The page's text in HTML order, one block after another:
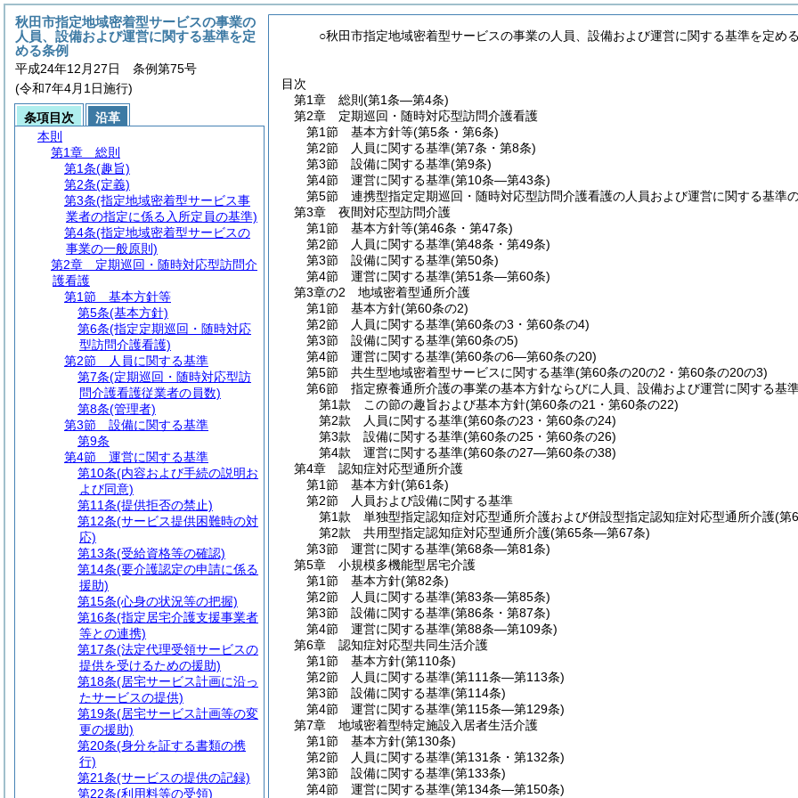
○秋田市指定地域密着型サービスの事業の人員、設備および運営に関する基準を定め
目次
第1章
総則 (第1条―第4条)
第2章
定期巡回・随時対応型訪問介護看護
第1節
基本方針等(第5条・第6条)
第2節
人員に関する基準(第7条・第8条)
第3節
設備に関する基準(第9条)
第4節
運営に関する基準(第10条―第43条)
第5節
連携型指定定期巡回・随時対応型訪問介護看護の人員および運営に関する基準
第3章
夜間対応型訪問介護
第1節
基本方針等(第46条・第47条)
第2節
人員に関する基準(第48条・第49条)
第3節
設備に関する基準(第50条)
第4節
運営に関する基準(第51条―第60条)
第3章の2
地域密着型通所介護
第1節
基本方針(第60条の2)
第2節
人員に関する基準(第60条の3・第60条の4)
第3節
設備に関する基準(第60条の5)
第4節
運営に関する基準(第60条の6―第60条の20)
第5節
共生型地域密着型サービスに関する基準(第60条の20の2・第60条の20の3)
第6節
指定療養通所介護の事業の基本方針ならびに人員、設備および運営に関する基
第1款
この節の趣旨および基本方針(第60条の21・第60条の22)
第2款
人員に関する基準(第60条の23・第60条の24)
第3款
設備に関する基準(第60条の25・第60条の26)
第4款
運営に関する基準(第60条の27―第60条の38)
第4章
認知症対応型通所介護
第1節
基本方針(第61条)
第2節
人員および設備に関する基準
第1款
単独型指定認知症対応型通所介護および併設型指定認知症対応型通所介護(第
第2款
共用型指定認知症対応型通所介護(第65条―第67条)
第3節
運営に関する基準(第68条―第81条)
第5章
小規模多機能型居宅介護
第1節
基本方針(第82条)
第2節
人員に関する基準(第83条―第85条)
第3節
設備に関する基準(第86条・第87条)
第4節
運営に関する基準(第88条―第109条)
第6章
認知症対応型共同生活介護
第1節
基本方針(第110条)
第2節
人員に関する基準(第111条―第113条)
第3節
設備に関する基準(第114条)
第4節
運営に関する基準(第115条―第129条)
第7章
地域密着型特定施設入居者生活介護
第1節
基本方針(第130条)
第2節
人員に関する基準(第131条・第132条)
第3節
設備に関する基準(第133条)
第4節
運営に関する基準(第134条―第150条)
秋田市指定地域密着型サービスの事業の
人員、設備および運営に関する基準を定
める条例
平成24年12月27日 条例第75号
(令和7年4月1日施行)
条項目次
沿革
本則
第1章
総則
第1条(趣旨)
第2条(定義)
第3条(指定地域密着型サービス事
業者の指定に係る入所定員の基準)
第4条(指定地域密着型サービスの
事業の一般原則)
第2章
定期巡回・随時対応型訪問介
護看護
第1節
基本方針等
第5条(基本方針)
第6条(指定定期巡回・随時対応
型訪問介護看護)
第2節
人員に関する基準
第7条(定期巡回・随時対応型訪
問介護看護従業者の員数)
第8条(管理者)
第3節
設備に関する基準
第9条
第4節
運営に関する基準
第10条(内容および手続の説明お
よび同意)
第11条(提供拒否の禁止)
第12条(サービス提供困難時の対
応)
第13条(受給資格等の確認)
第14条(要介護認定の申請に係る
援助)
第15条(心身の状況等の把握)
第16条(指定居宅介護支援事業者
等との連携)
第17条(法定代理受領サービスの
提供を受けるための援助)
第18条(居宅サービス計画に沿っ
たサービスの提供)
第19条(居宅サービス計画等の変
更の援助)
第20条(身分を証する書類の携
行)
第21条(サービスの提供の記録)
第22条(利用料等の受領)